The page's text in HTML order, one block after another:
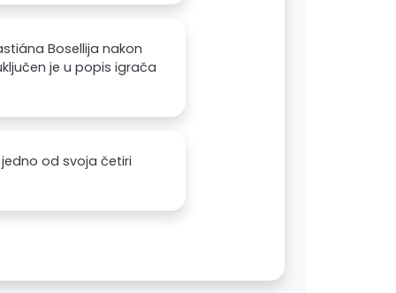
Bosellija nakon
je u popis igrača
od svoja četiri